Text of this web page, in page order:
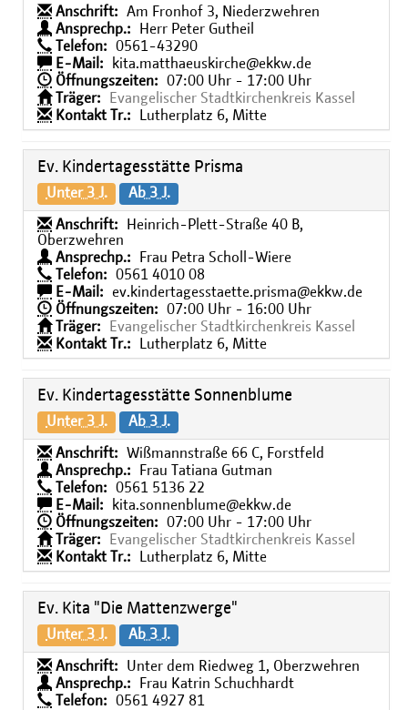
Anschrift:
Am Fronhof 3, Niederzwehren
Ansprechp.:
Herr Peter Gutheil
Telefon:
0561-43290
E-Mail:
kita.matthaeuskirche@ekkw.de
Öffnungszeiten:
07:00 Uhr - 17:00 Uhr
Träger:
Evangelischer Stadtkirchenkreis Kassel
Kontakt Tr.:
Lutherplatz 6, Mitte
Ev. Kindertagesstätte Prisma
Unter 3 J. Ab 3 J.
Anschrift:
Heinrich-Plett-Straße 40 B,
Oberzwehren
Ansprechp.:
Frau Petra Scholl-Wiere
Telefon:
0561 4010 08
E-Mail:
ev.kindertagesstaette.prisma@ekkw.de
Öffnungszeiten:
07:00 Uhr - 16:00 Uhr
Träger:
Evangelischer Stadtkirchenkreis Kassel
Kontakt Tr.:
Lutherplatz 6, Mitte
Ev. Kindertagesstätte Sonnenblume
Unter 3 J. Ab 3 J.
Anschrift:
Wißmannstraße 66 C, Forstfeld
Ansprechp.:
Frau Tatiana Gutman
Telefon:
0561 5136 22
E-Mail:
kita.sonnenblume@ekkw.de
Öffnungszeiten:
07:00 Uhr - 17:00 Uhr
Träger:
Evangelischer Stadtkirchenkreis Kassel
Kontakt Tr.:
Lutherplatz 6, Mitte
Ev. Kita "Die Mattenzwerge"
Unter 3 J. Ab 3 J.
Anschrift:
Unter dem Riedweg 1, Oberzwehren
Ansprechp.:
Frau Katrin Schuchhardt
Telefon:
0561 4927 81